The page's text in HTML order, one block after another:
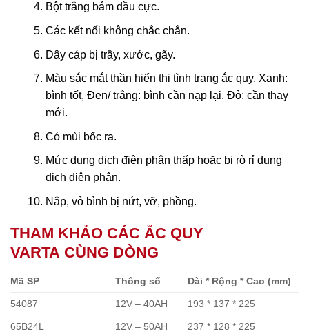
Bột trắng bám đầu cực.
Các kết nối không chắc chắn.
Dây cáp bị trầy, xước, gãy.
Màu sắc mắt thần hiển thị tình trạng ắc quy. Xanh:
bình tốt, Đen/ trắng: bình cần nạp lại. Đỏ: cần thay
mới.
Có mùi bốc ra.
Mức dung dịch điện phân thấp hoặc bị rò rỉ dung
dịch điện phân.
Nắp, vỏ bình bị nứt, vỡ, phồng.
THAM KHẢO CÁC ẮC QUY
VARTA CÙNG DÒNG
Mã SP Thông số Dài * Rộng * Cao (mm)
54087 12V – 40AH 193 * 137 * 225
65B24L 12V – 50AH 237 * 128 * 225